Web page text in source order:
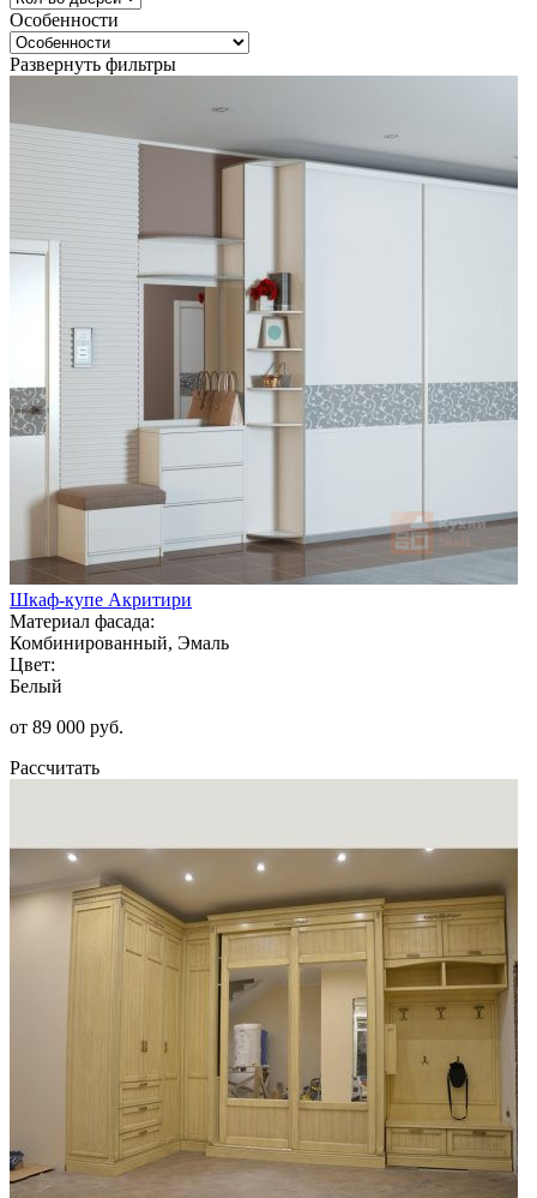
Особенности
Развернуть фильтры
Шкаф-купе Акритири
Материал фасада:
Комбинированный, Эмаль
Цвет:
Белый
от 89 000 руб.
Рассчитать